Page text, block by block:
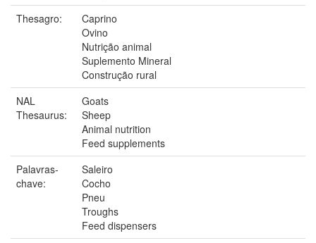
Thesagro:
Caprino
Ovino
Nutrição animal
Suplemento Mineral
Construção rural
NAL
Thesaurus:
Goats
Sheep
Animal nutrition
Feed supplements
Palavras-
chave:
Saleiro
Cocho
Pneu
Troughs
Feed dispensers